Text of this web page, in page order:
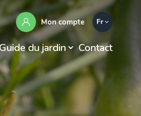
Mon compte Fr
du jardin Contact